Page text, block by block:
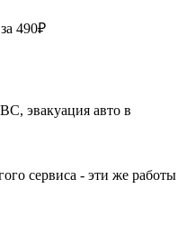
490₽
эвакуация авто в
сервиса - эти же работы